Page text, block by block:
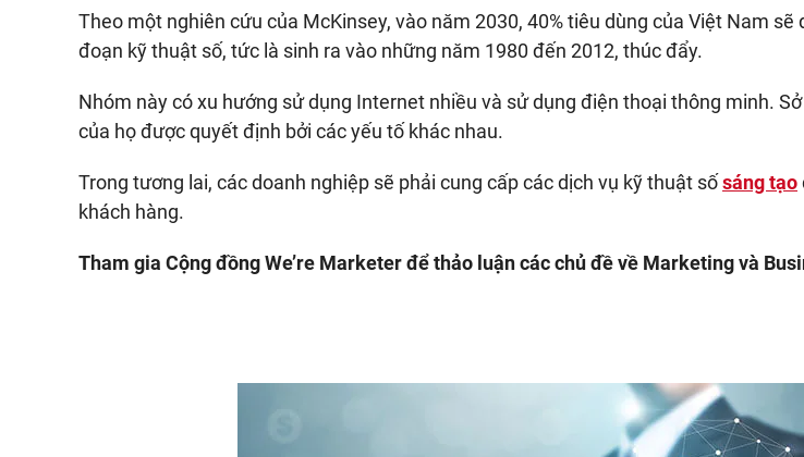
Theo một nghiên cứu của McKinsey, vào năm 2030, 40% tiêu dùng của Việt Nam sẽ
đoạn kỹ thuật số, tức là sinh ra vào những năm 1980 đến 2012, thúc đẩy.
Nhóm này có xu hướng sử dụng Internet nhiều và sử dụng điện thoại thông minh.
của họ được quyết định bởi các yếu tố khác nhau.
Trong tương lai, các doanh nghiệp sẽ phải cung cấp các dịch vụ kỹ thuật sốsáng tạo
khách hàng.
Tham gia Cộng đồng We’re Marketer để thảo luận các chủ đề về Marketing và